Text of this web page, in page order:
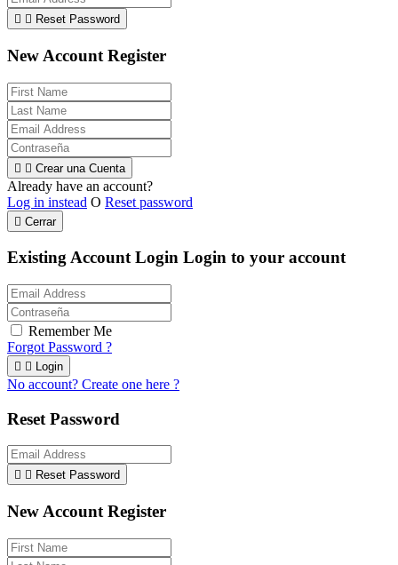
  Reset Password
New Account Register
  Crear una Cuenta
Already have an account?
Log in instead O Reset password
 Cerrar
Existing Account Login Login to your account
Remember Me
Forgot Password ?
  Login
No account? Create one here ?
Reset Password
  Reset Password
New Account Register